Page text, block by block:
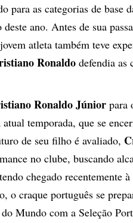
para as categorias de base
ano. Antes de sua
atleta também teve
Ronaldo defendia as
Ronaldo Júnior para
temporada, que se
de seu filho é avaliado,
no clube, buscando
chegado recentemente à
o craque português se
Mundo com a Seleção